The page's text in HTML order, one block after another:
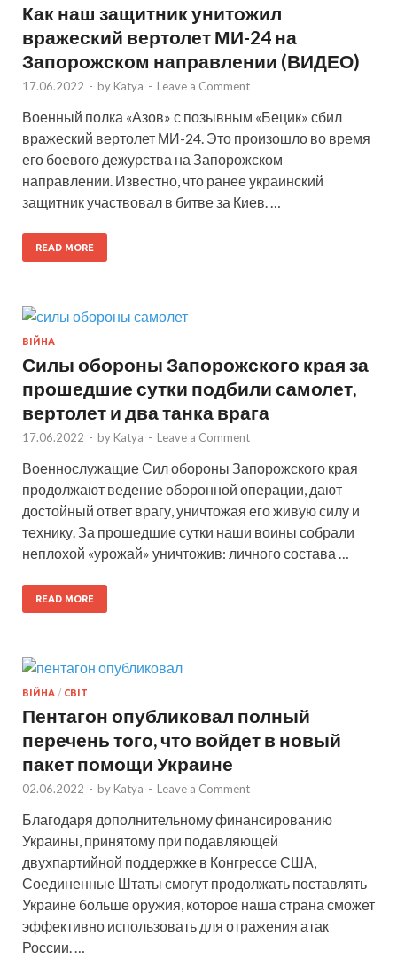
Как наш защитник унитожил
вражеский вертолет МИ-24 на
Запорожском направлении (ВИДЕО)
17.06.2022 - by Katya - Leave a Comment
Военный полка «Азов» с позывным «Бецик» сбил
вражеский вертолет МИ-24. Это произошло во время
его боевого дежурства на Запорожском
направлении. Известно, что ранее украинский
защитник участвовал в битве за Киев. …
READ MORE
ВІЙНА
Силы обороны Запорожского края за
прошедшие сутки подбили самолет,
вертолет и два танка врага
17.06.2022 - by Katya - Leave a Comment
Военнослужащие Сил обороны Запорожского края
продолжают ведение оборонной операции, дают
достойный ответ врагу, уничтожая его живую силу и
технику. За прошедшие сутки наши воины собрали
неплохой «урожай» уничтожив: личного состава …
READ MORE
ВІЙНА / СВІТ
Пентагон опубликовал полный
перечень того, что войдет в новый
пакет помощи Украине
02.06.2022 - by Katya - Leave a Comment
Благодаря дополнительному финансированию
Украины, принятому при подавляющей
двухпартийной поддержке в Конгрессе США,
Соединенные Штаты смогут продолжать поставлять
Украине больше оружия, которое наша страна сможет
эффективно использовать для отражения атак
России. …